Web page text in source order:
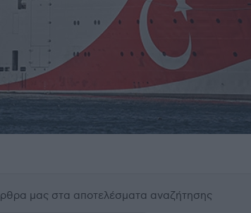
μας στα αποτελέσματα αναζήτησης